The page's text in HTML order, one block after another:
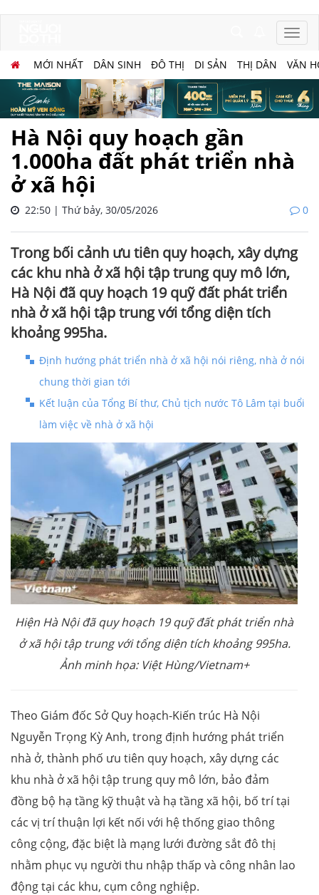
MỚI NHẤT DÂN SINH ĐÔ THỊ DI SẢN THỊ DÂN VĂN
Hà Nội quy hoạch gần
1.000ha đất phát triển nhà
ở xã hội
22:50 | Thứ bảy, 30/05/2026 0
Trong bối cảnh ưu tiên quy hoạch, xây dựng
các khu nhà ở xã hội tập trung quy mô lớn,
Hà Nội đã quy hoạch 19 quỹ đất phát triển
nhà ở xã hội tập trung với tổng diện tích
khoảng 995ha.
Định hướng phát triển nhà ở xã hội nói riêng, nhà ở nói
chung thời gian tới
Kết luận của Tổng Bí thư, Chủ tịch nước Tô Lâm tại buổi
làm việc về nhà ở xã hội
Hiện Hà Nội đã quy hoạch 19 quỹ đất phát triển nhà
ở xã hội tập trung với tổng diện tích khoảng 995ha.
Ảnh minh họa: Việt Hùng/Vietnam+
Theo Giám đốc Sở Quy hoạch-Kiến trúc Hà Nội
Nguyễn Trọng Kỳ Anh, trong định hướng phát triển
nhà ở, thành phố ưu tiên quy hoạch, xây dựng các
khu nhà ở xã hội tập trung quy mô lớn, bảo đảm
đồng bộ hạ tầng kỹ thuật và hạ tầng xã hội, bố trí tại
các vị trí thuận lợi kết nối với hệ thống giao thông
công cộng, đặc biệt là mạng lưới đường sắt đô thị
nhằm phục vụ người thu nhập thấp và công nhân lao
động tại các khu, cụm công nghiệp.